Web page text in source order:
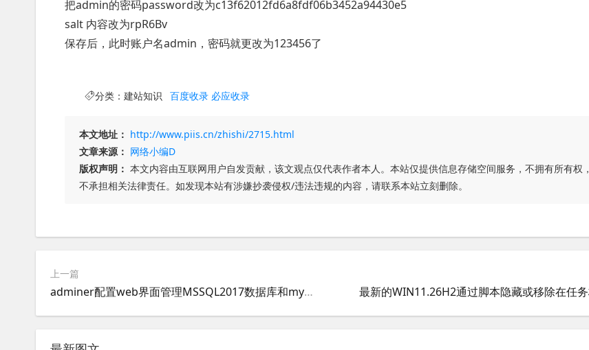
把admin的密码password改为c13f62012fd6a8fdf06b3452a94430e5
salt 内容改为rpR6Bv
保存后，此时账户名admin，密码就更改为123456了
分类： 建站知识 百度收录 必应收录
本文地址： http://www.piis.cn/zhishi/2715.html
文章来源： 网络小编D
版权声明： 本文内容由互联网用户自发贡献，该文观点仅代表作者本人。本站仅提供信息存储空间服务，不拥有所有权，
不承担相关法律责任。如发现本站有涉嫌抄袭侵权/违法违规的内容，请联系本站立刻删除。
上一篇
adminer配置web界面管理MSSQL2017数据库和mysql数据库,MSSQL2014的WEB管理软件